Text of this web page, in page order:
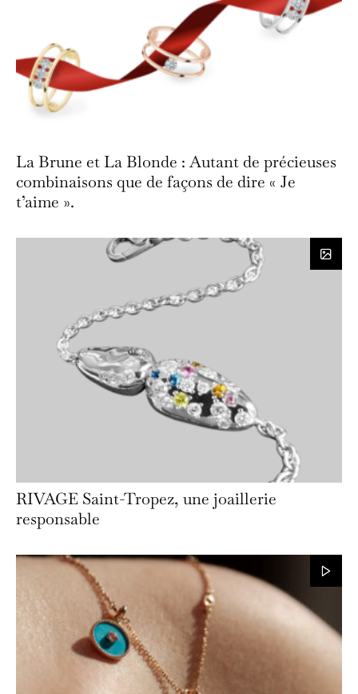
La Brune et La Blonde : Autant de précieuses
combinaisons que de façons de dire « Je
t’aime ».
RIVAGE Saint-Tropez, une joaillerie
responsable